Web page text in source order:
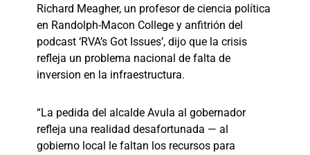
Richard Meagher, un profesor de ciencia política
en Randolph-Macon College y anfitrión del
podcast ‘RVA’s Got Issues’, dijo que la crisis
refleja un problema nacional de falta de
inversion en la infraestructura.
“La pedida del alcalde Avula al gobernador
refleja una realidad desafortunada — al
gobierno local le faltan los recursos para